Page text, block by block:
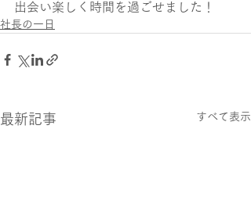
出会い楽しく時間を過ごせました！
社長の一日
最新記事 すべて表示